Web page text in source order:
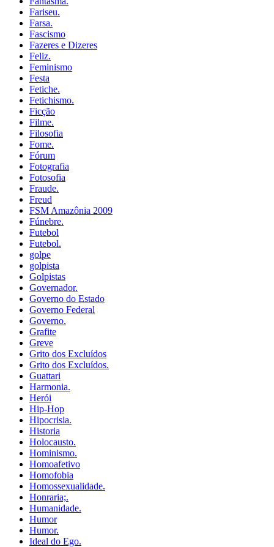
Fariseu.
Farsa.
Fascismo
Fazeres e Dizeres
Feliz.
Feminismo
Festa
Fetiche.
Fetichismo.
Ficção
Filme.
Filosofia
Fome.
Fórum
Fotografia
Fotosofia
Fraude.
Freud
FSM Amazônia 2009
Fúnebre.
Futebol
Futebol.
golpe
golpista
Golpistas
Governador.
Governo do Estado
Governo Federal
Governo.
Grafite
Greve
Grito dos Excluídos
Grito dos Excluídos.
Guattari
Harmonia.
Herói
Hip-Hop
Hipocrisia.
Historia
Holocausto.
Hominismo.
Homoafetivo
Homofobia
Homossexualidade.
Honraria;.
Humanidade.
Humor
Humor.
Ideal do Ego.